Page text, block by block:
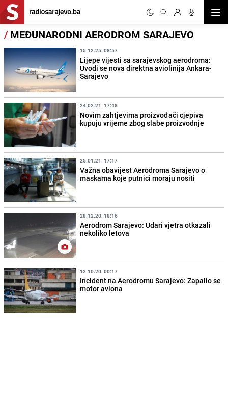
/ MEĐUNARODNI AERODROM SARAJEVO
15.12.25. 08:57
Lijepe vijesti sa sarajevskog aerodroma:
Uvodi se nova direktna aviolinija Ankara-
Sarajevo
24.02.21. 17:48
Novim zahtjevima proizvođači cjepiva
kupuju vrijeme zbog slabe proizvodnje
25.01.21. 17:17
Važna obavijest Aerodroma Sarajevo o
maskama koje putnici moraju nositi
28.12.20. 18:16
Aerodrom Sarajevo: Udari vjetra otkazali
nekoliko letova
12.10.20. 00:17
Incident na Aerodromu Sarajevo: Zapalio se
motor aviona